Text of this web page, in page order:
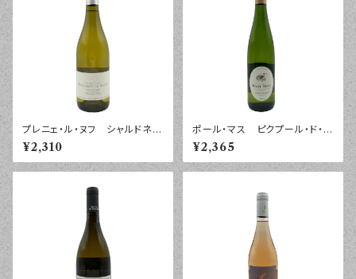
プレニェ・ル・ヌフ シャルドネ
プレティージュ コトー・ド・ベ
ジエ ２０２４年 ７５０ｍｌ
¥2,310
ポール・マス ピクプール・ド・ピ
ネ ２０２５年 ７５０ｍｌ
¥2,365